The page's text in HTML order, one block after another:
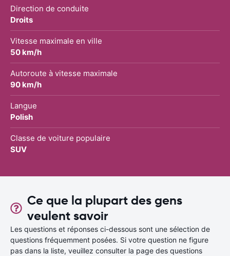
Direction de conduite
Droits
Vitesse maximale en ville
50 km/h
Autoroute à vitesse maximale
90 km/h
Langue
Polish
Classe de voiture populaire
SUV
Ce que la plupart des gens
veulent savoir
Les questions et réponses ci-dessous sont une sélection de
questions fréquemment posées. Si votre question ne figure
pas dans la liste, veuillez consulter la page des questions